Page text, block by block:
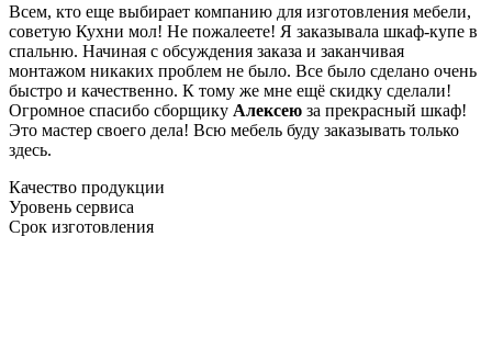
Всем, кто еще выбирает компанию для изготовления мебели,
советую Кухни мол! Не пожалеете! Я заказывала шкаф-купе в
спальню. Начиная с обсуждения заказа и заканчивая
монтажом никаких проблем не было. Все было сделано очень
быстро и качественно. К тому же мне ещё скидку сделали!
Огромное спасибо сборщику Алексею за прекрасный шкаф!
Это мастер своего дела! Всю мебель буду заказывать только
здесь.
Качество продукции
Уровень сервиса
Срок изготовления